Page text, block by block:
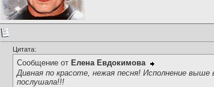
Цитата:
Сообщение от Елена Евдокимова
Дивная по красоте, нежая песня! Исполнение
послушала!!!